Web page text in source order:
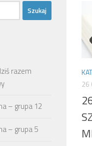
26
razem
– grupa 12
– grupa 5